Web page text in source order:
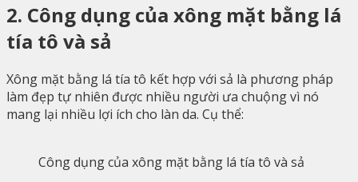
2. Công dụng của xông mặt bằng lá
tía tô và sả
Xông mặt bằng lá tía tô kết hợp với sả là phương pháp
làm đẹp tự nhiên được nhiều người ưa chuộng vì nó
mang lại nhiều lợi ích cho làn da. Cụ thể:
Công dụng của xông mặt bằng lá tía tô và sả